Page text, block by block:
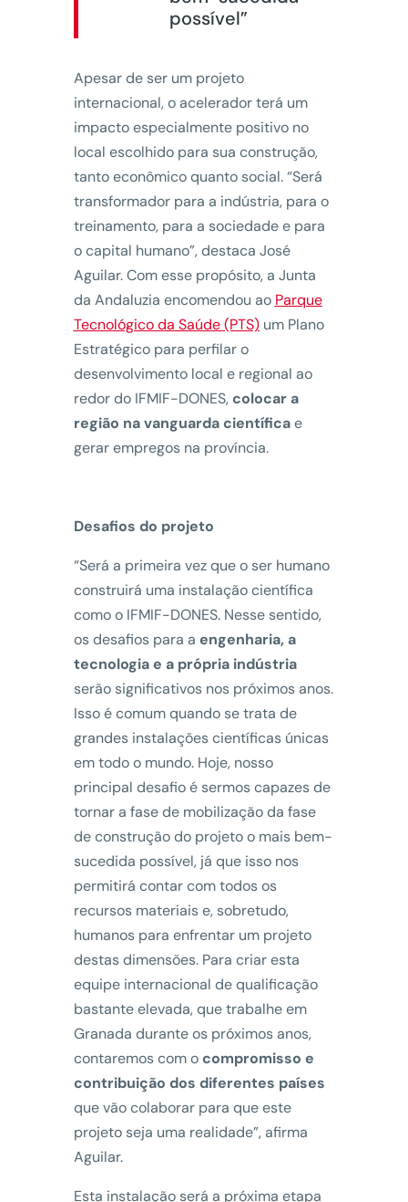
possível”
Apesar de ser um projeto
internacional, o acelerador terá um
impacto especialmente positivo no
local escolhido para sua construção,
tanto econômico quanto social. “Será
transformador para a indústria, para o
treinamento, para a sociedade e para
o capital humano”, destaca José
Aguilar. Com esse propósito, a Junta
da Andaluzia encomendou ao Parque
Tecnológico da Saúde (PTS)um Plano
Estratégico para perfilar o
desenvolvimento local e regional ao
redor do IFMIF-DONES,colocar a
região na vanguarda científicae
gerar empregos na província.
Desafios do projeto
“Será a primeira vez que o ser humano
construirá uma instalação científica
como o IFMIF-DONES. Nesse sentido,
os desafios para a engenharia, a
tecnologia e a própria indústria
serão significativos nos próximos anos.
Isso é comum quando se trata de
grandes instalações científicas únicas
em todo o mundo. Hoje, nosso
principal desafio é sermos capazes de
tornar a fase de mobilização da fase
de construção do projeto o mais bem-
sucedida possível, já que isso nos
permitirá contar com todos os
recursos materiais e, sobretudo,
humanos para enfrentar um projeto
destas dimensões. Para criar esta
equipe internacional de qualificação
bastante elevada, que trabalhe em
Granada durante os próximos anos,
contaremos com ocompromisso e
contribuição dos diferentes países
que vão colaborar para que este
projeto seja uma realidade”, afirma
Aguilar.
Esta instalação será a próxima etapa